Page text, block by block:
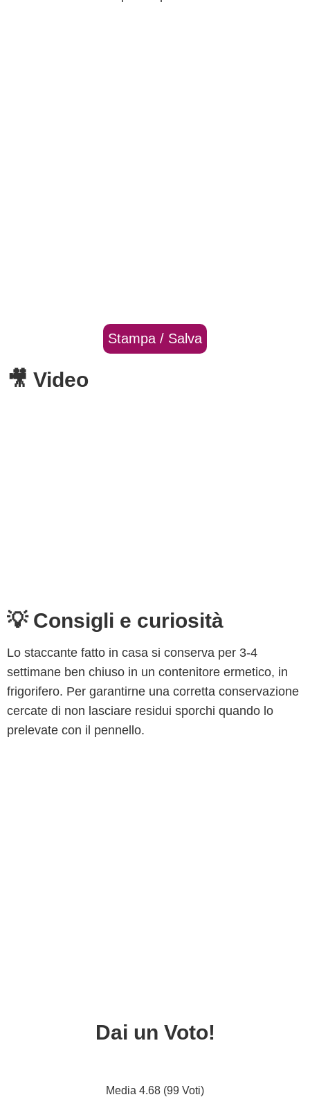
Stampa / Salva
🎥 Video
💡 Consigli e curiosità
Lo staccante fatto in casa si conserva per 3-4
settimane ben chiuso in un contenitore ermetico, in
frigorifero. Per garantirne una corretta conservazione
cercate di non lasciare residui sporchi quando lo
prelevate con il pennello.
Dai un Voto!
Media 4.68 (99 Voti)